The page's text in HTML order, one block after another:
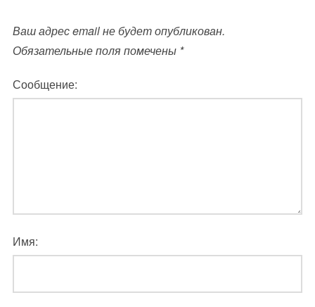
Ваш адрес email не будет опубликован.
Обязательные поля помечены *
Сообщение:
Имя: